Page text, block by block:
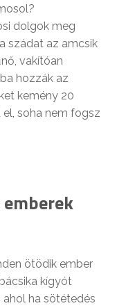
dolgok meg
szádat az amcsik
vakítóan
hozzák az
kemény 20
soha nem fogsz
ötödik ember
kígyót
ha sötétedés